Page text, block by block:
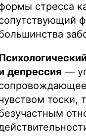
стресса
депрессия —
тоски,